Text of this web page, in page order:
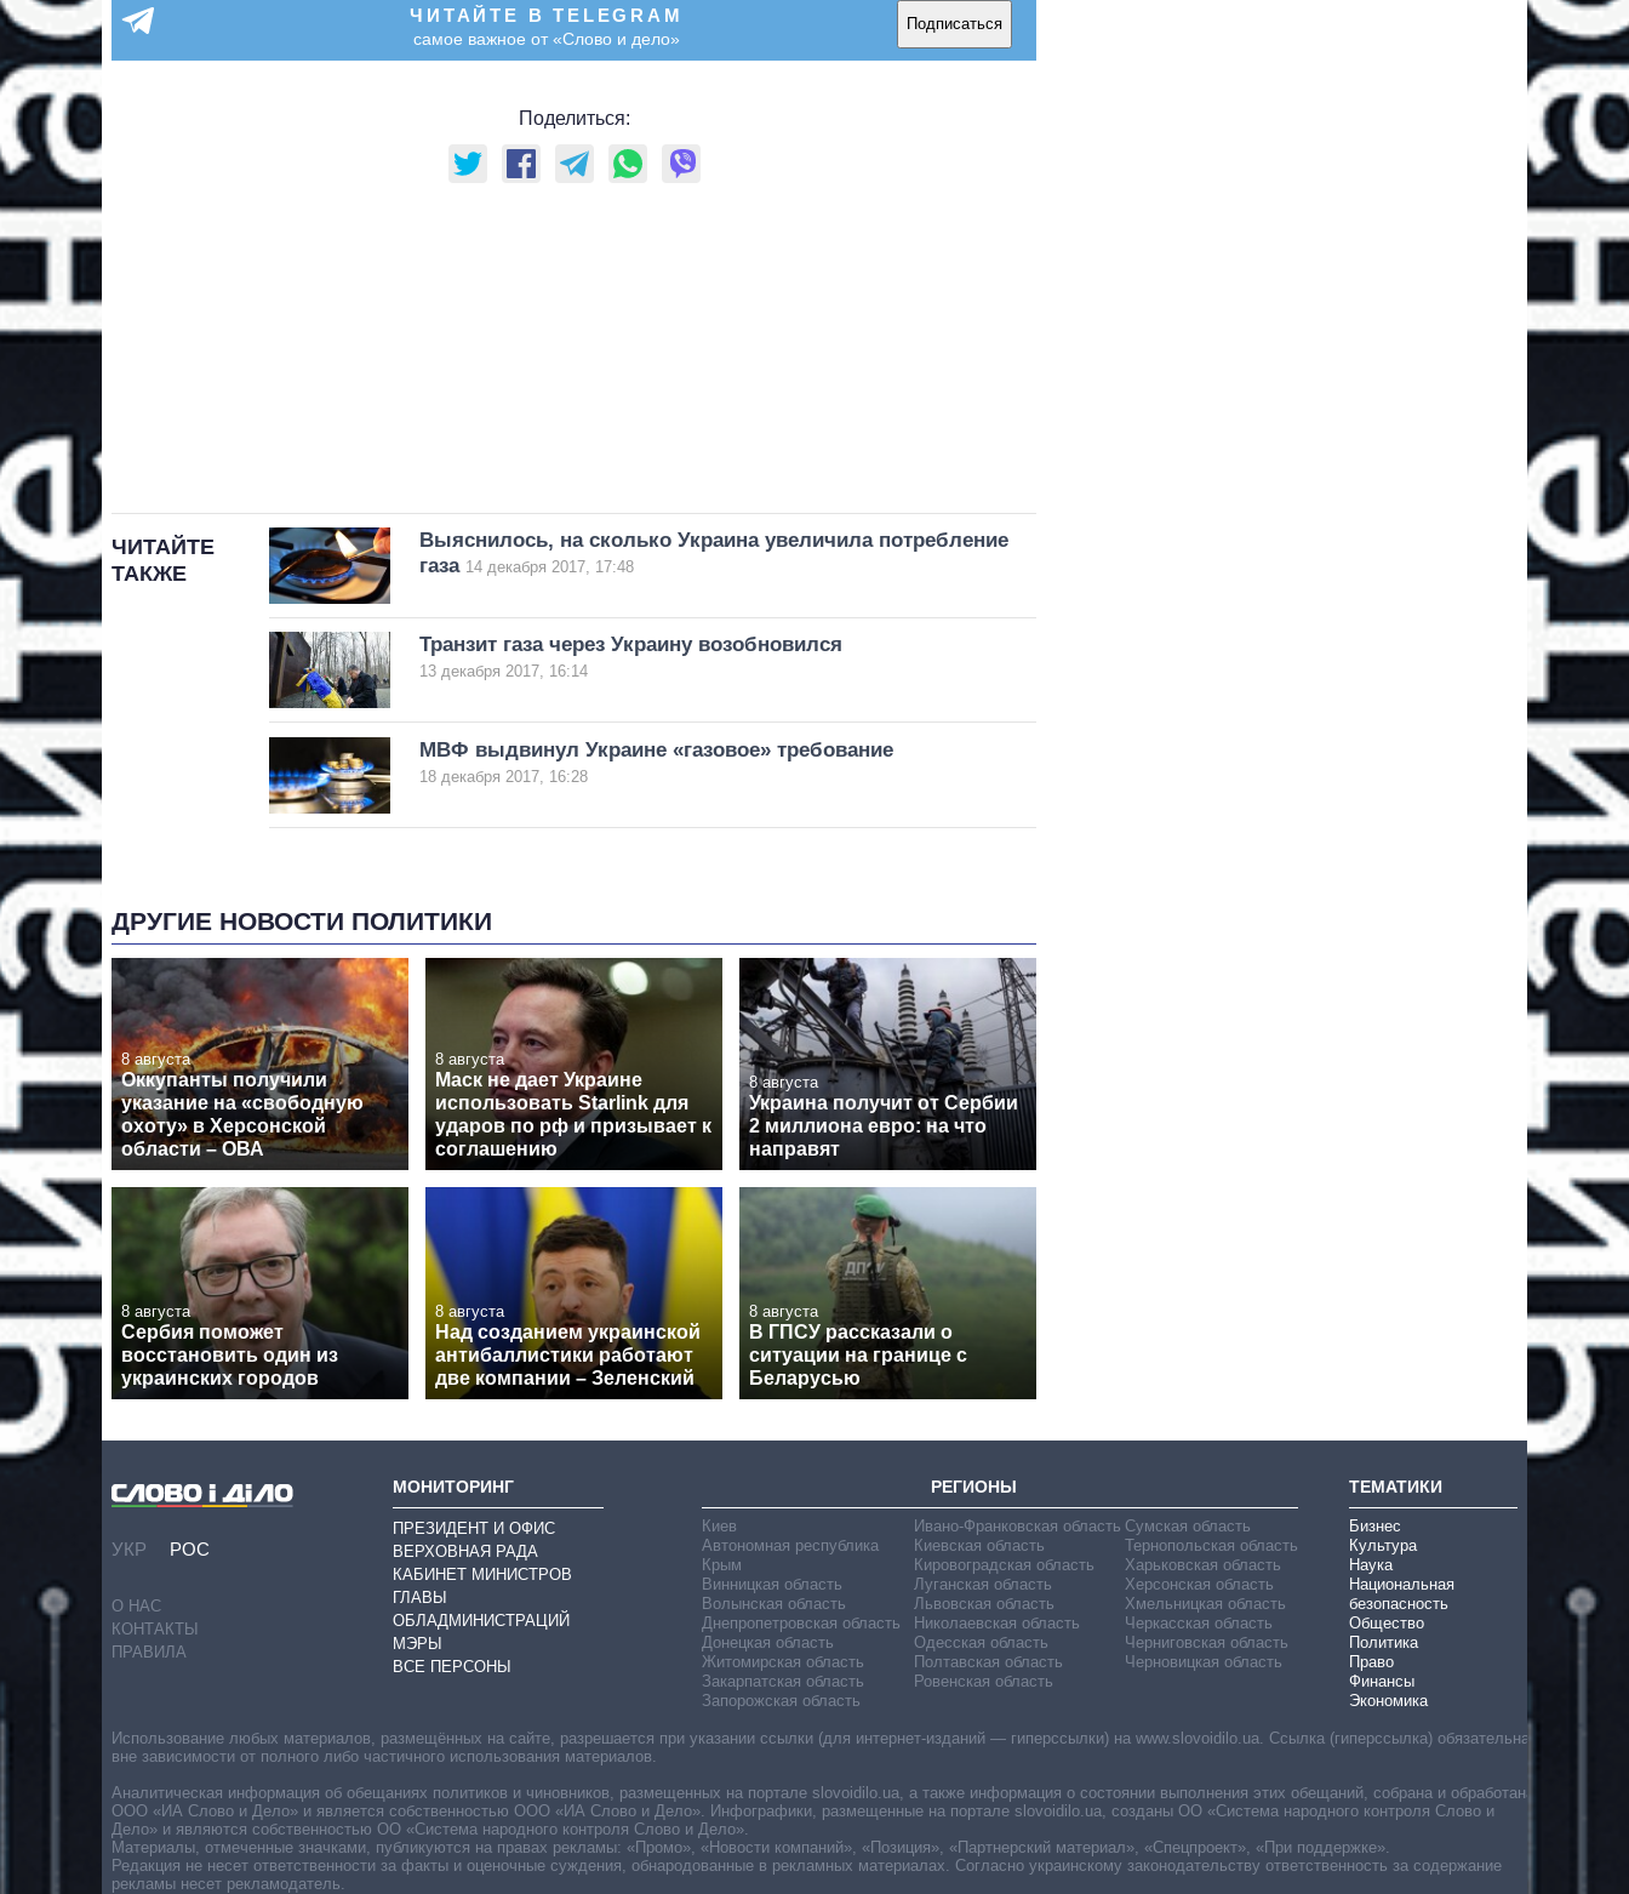
ЧИТАЙТЕ В TELEGRAM
самое важное от «Слово и дело»
Подписаться
Поделиться:
ЧИТАЙТЕ
ТАКЖЕ
Выяснилось, на сколько Украина увеличила потребление
газа 14 декабря 2017, 17:48
Транзит газа через Украину возобновился
13 декабря 2017, 16:14
МВФ выдвинул Украине «газовое» требование
18 декабря 2017, 16:28
ДРУГИЕ НОВОСТИ ПОЛИТИКИ
8 августа
Оккупанты получили
указание на «свободную
охоту» в Херсонской
области – ОВА
8 августа
Маск не дает Украине
использовать Starlink для
ударов по рф и призывает к
соглашению
8 августа
Украина получит от Сербии
2 миллиона евро: на что
направят
8 августа
Сербия поможет
восстановить один из
украинских городов
8 августа
Над созданием украинской
антибаллистики работают
две компании – Зеленский
8 августа
В ГПСУ рассказали о
ситуации на границе с
Беларусью
УКР РОС
О НАС
КОНТАКТЫ
ПРАВИЛА
МОНИТОРИНГ
ПРЕЗИДЕНТ И ОФИС
ВЕРХОВНАЯ РАДА
КАБИНЕТ МИНИСТРОВ
ГЛАВЫ
ОБЛАДМИНИСТРАЦИЙ
МЭРЫ
ВСЕ ПЕРСОНЫ
РЕГИОНЫ
Киев
Автономная республика
Крым
Винницкая область
Волынская область
Днепропетровская область
Донецкая область
Житомирская область
Закарпатская область
Запорожская область
Ивано-Франковская область
Киевская область
Кировоградская область
Луганская область
Львовская область
Николаевская область
Одесская область
Полтавская область
Ровенская область
Сумская область
Тернопольская область
Харьковская область
Херсонская область
Хмельницкая область
Черкасская область
Черниговская область
Черновицкая область
ТЕМАТИКИ
Бизнес
Культура
Наука
Национальная
безопасность
Общество
Политика
Право
Финансы
Экономика
Использование любых материалов, размещённых на сайте, разрешается при указании ссылки (для интернет-изданий — гиперссылки) на www.slovoidilo.ua. Ссылка (гиперссылка) обязательна
вне зависимости от полного либо частичного использования материалов.
Аналитическая информация об обещаниях политиков и чиновников, размещенных на портале slovoidilo.ua, а также информация о состоянии выполнения этих обещаний, собрана и обработана
ООО «ИА Слово и Дело» и является собственностью ООО «ИА Слово и Дело». Инфографики, размещенные на портале slovoidilo.ua, созданы ОО «Система народного контроля Слово и
Дело» и являются собственностью ОО «Система народного контроля Слово и Дело».
Материалы, отмеченные значками, публикуются на правах рекламы: «Промо», «Новости компаний», «Позиция», «Партнерский материал», «Спецпроект», «При поддержке».
Редакция не несет ответственности за факты и оценочные суждения, обнародованные в рекламных материалах. Согласно украинскому законодательству ответственность за содержание
рекламы несет рекламодатель.